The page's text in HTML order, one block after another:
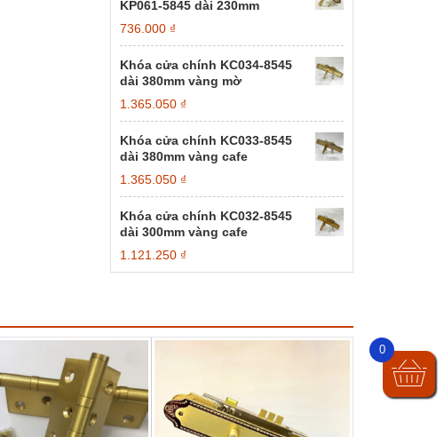
KP061-5845 dài 230mm
736.000 ₫
Khóa cửa chính KC034-8545
dài 380mm vàng mờ
1.365.050 ₫
Khóa cửa chính KC033-8545
dài 380mm vàng cafe
1.365.050 ₫
Khóa cửa chính KC032-8545
dài 300mm vàng cafe
1.121.250 ₫
0